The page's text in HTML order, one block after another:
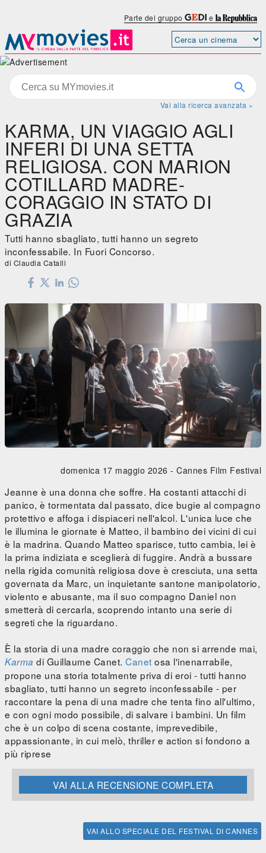
Parte del gruppo e
Vai alla ricerca avanzata »
KARMA, UN VIAGGIO AGLI
INFERI DI UNA SETTA
RELIGIOSA. CON MARION
COTILLARD MADRE-
CORAGGIO IN STATO DI
GRAZIA
Tutti hanno sbagliato, tutti hanno un segreto
inconfessabile. In Fuori Concorso.
di Claudia Catalli
domenica 17 maggio 2026 - Cannes Film Festival
Jeanne è una donna che soffre. Ha costanti attacchi di
panico, è tormentata dal passato, dice bugie al compagno
protettivo e affoga i dispiaceri nell'alcol. L'unica luce che
le illumina le giornate è Matteo, il bambino dei vicini di cui
è la madrina. Quando Matteo sparisce, tutto cambia, lei è
la prima indiziata e sceglierà di fuggire. Andrà a bussare
nella rigida comunità religiosa dove è cresciuta, una setta
governata da Marc, un inquietante santone manipolatorio,
violento e abusante, ma il suo compagno Daniel non
smetterà di cercarla, scoprendo intanto una serie di
segreti che la riguardano.
È la storia di una madre coraggio che non si arrende mai,
Karma di Guillaume Canet. Canet osa l'inenarrabile,
propone una storia totalmente priva di eroi - tutti hanno
sbagliato, tutti hanno un segreto inconfessabile - per
raccontare la pena di una madre che tenta fino all'ultimo,
e con ogni modo possibile, di salvare i bambini. Un film
che è un colpo di scena costante, imprevedibile,
appassionante, in cui melò, thriller e action si fondono a
più riprese
VAI ALLA RECENSIONE COMPLETA
VAI ALLO SPECIALE DEL FESTIVAL DI CANNES